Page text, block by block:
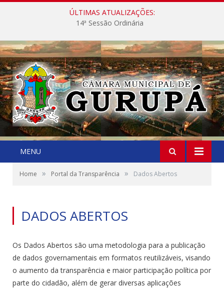
ÚLTIMAS ATUALIZAÇÕES:
14ª Sessão Ordinária
MENU
Home » Portal da Transparência » Dados Abertos
DADOS ABERTOS
Os Dados Abertos são uma metodologia para a publicação
de dados governamentais em formatos reutilizáveis, visando
o aumento da transparência e maior participação política por
parte do cidadão, além de gerar diversas aplicações